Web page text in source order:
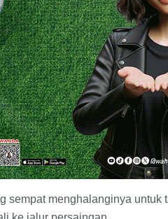
sempat menghalanginya untuk